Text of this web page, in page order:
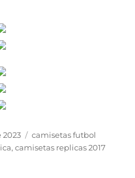
2023 Etiquetas
camisetas futbol
,camisetas replicas 2017